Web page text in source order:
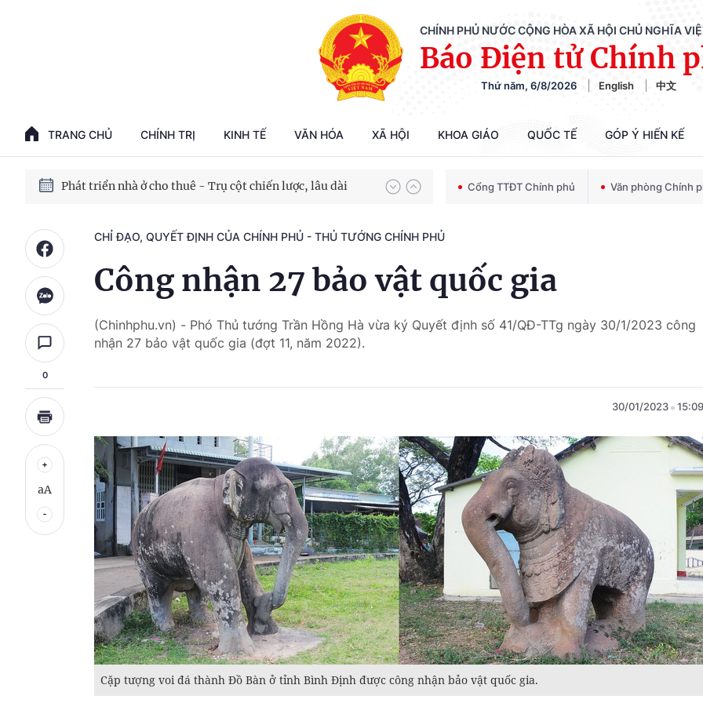
CHÍNH PHỦ NƯỚC CỘNG HÒA XÃ HỘI CHỦ NGHĨA
Báo Điện tử Chính
Thứ năm, 6/8/2026 English 中文
TRANG CHỦ CHÍNH TRỊ KINH TẾ VĂN HÓA XÃ HỘI KHOA GIÁO QUỐC TẾ GÓP Ý HIẾN KẾ
Phát triển kinh tế nhà nước trong kỷ nguyên mới
Chiến dịch 500 ngày đêm tìm kiếm, quy tập và xác định danh tính hài cốt liệt sĩ
Bảo vệ nền tảng tư tưởng của Đảng trong kỷ nguyên phát triển mới
Phát triển nhà ở cho thuê - Trụ cột chiến lược, lâu dài Cổng TTĐT Chính phủ Văn phòng Chính
0
aA
CHỈ ĐẠO, QUYẾT ĐỊNH CỦA CHÍNH PHỦ - THỦ TƯỚNG CHÍNH PHỦ
Công nhận 27 bảo vật quốc gia
(Chinhphu.vn) - Phó Thủ tướng Trần Hồng Hà vừa ký Quyết định số 41/QĐ-TTg ngày 30/1/2023 công
nhận 27 bảo vật quốc gia (đợt 11, năm 2022).
30/01/2023 15:09
Cặp tượng voi đá thành Đồ Bàn ở tỉnh Bình Định được công nhận bảo vật quốc gia.